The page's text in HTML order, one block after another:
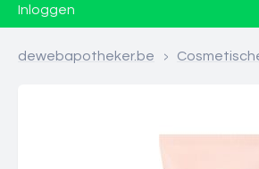
Inloggen
dewebapotheker.be >